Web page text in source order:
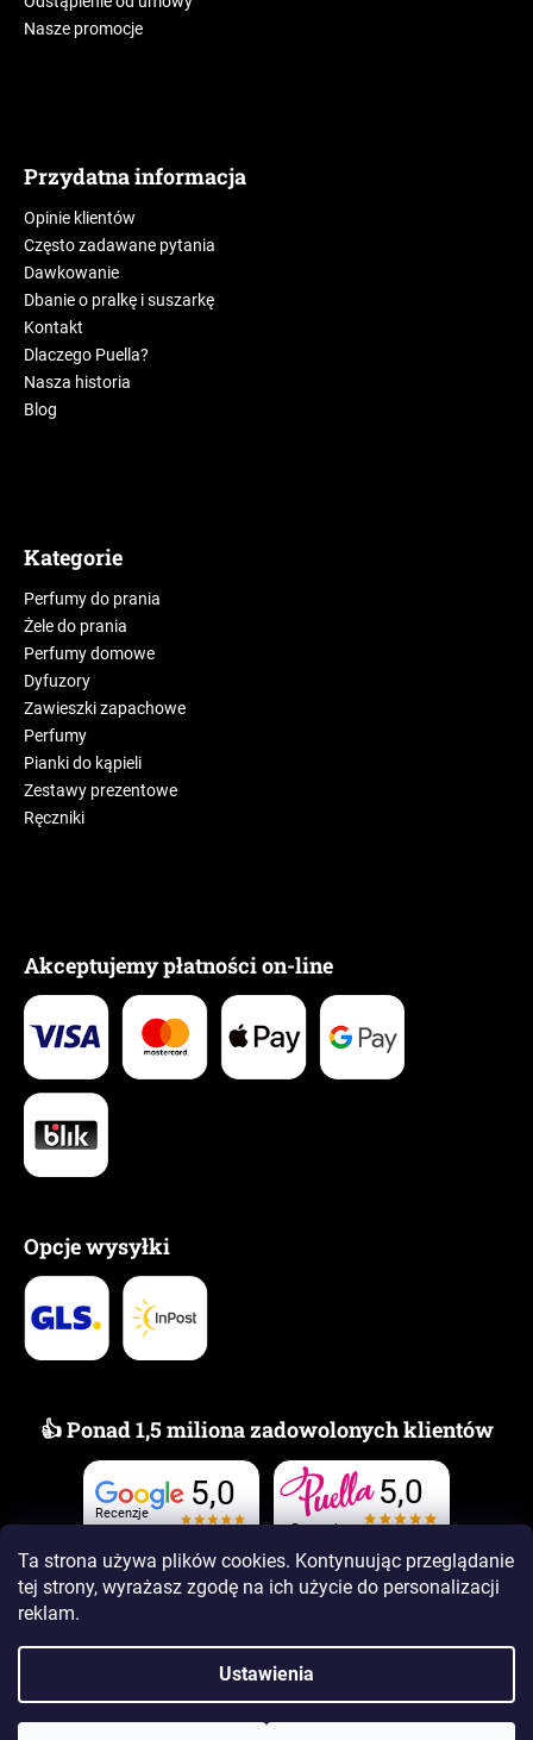
Ta strona używa plików cookies. Kontynuując przeglądanie
tej strony, wyrażasz zgodę na ich użycie do personalizacji
reklam.
Ustawienia
Nasze promocje
Przydatna informacja
Opinie klientów
Często zadawane pytania
Dawkowanie
Dbanie o pralkę i suszarkę
Kontakt
Dlaczego Puella?
Nasza historia
Blog
Kategorie
Perfumy do prania
Żele do prania
Perfumy domowe
Dyfuzory
Zawieszki zapachowe
Perfumy
Pianki do kąpieli
Zestawy prezentowe
Ręczniki
Akceptujemy płatności on-line
Opcje wysyłki
👍 Ponad 1,5 miliona zadowolonych klientów
Recenzje
5,0
Recenzje
5,0
Copyright 2026www.PUELLAzapachy.pl. Wszystkie prawa